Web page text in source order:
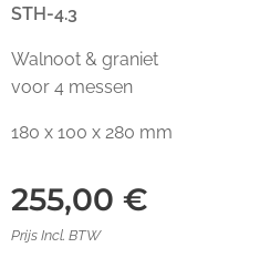
STH-4.3
Walnoot & graniet
voor 4 messen
180 x 100 x 280 mm
255,00 €
Prijs Incl. BTW